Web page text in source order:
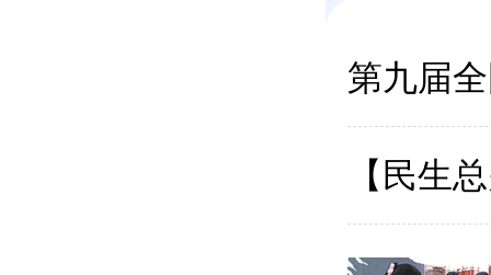
第九届
【民生